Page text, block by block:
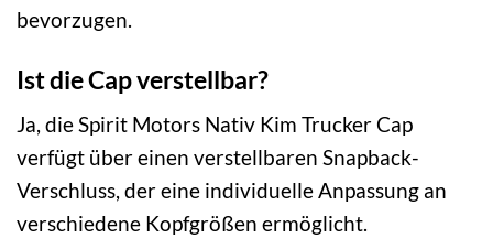
bevorzugen.
Ist die Cap verstellbar?
Ja, die Spirit Motors Nativ Kim Trucker Cap
verfügt über einen verstellbaren Snapback-
Verschluss, der eine individuelle Anpassung an
verschiedene Kopfgrößen ermöglicht.